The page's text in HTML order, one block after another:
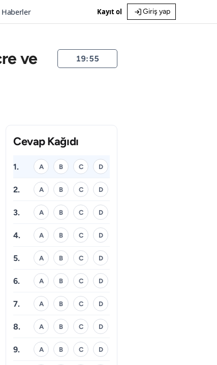
Haberler Kayıt ol Giriş yap
ve
19:54
Cevap Kağıdı
1. A B C D
2. A B C D
3. A B C D
4. A B C D
5. A B C D
6. A B C D
7. A B C D
8. A B C D
9. A B C D